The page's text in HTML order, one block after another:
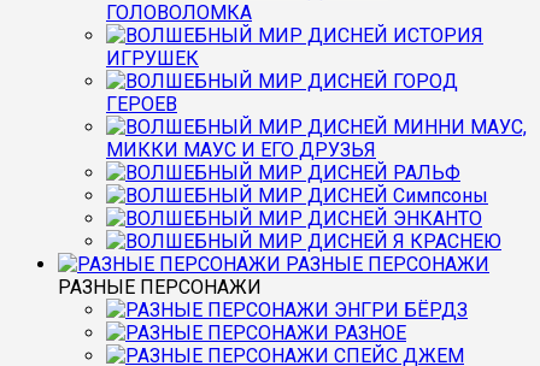
ГОЛОВОЛОМКА
ИСТОРИЯ
ИГРУШЕК
ГОРОД
ГЕРОЕВ
МИННИ МАУС,
МИККИ МАУС И ЕГО ДРУЗЬЯ
РАЛЬФ
Симпсоны
ЭНКАНТО
Я КРАСНЕЮ
РАЗНЫЕ ПЕРСОНАЖИ
РАЗНЫЕ ПЕРСОНАЖИ
ЭНГРИ БЁРДЗ
РАЗНОЕ
СПЕЙС ДЖЕМ